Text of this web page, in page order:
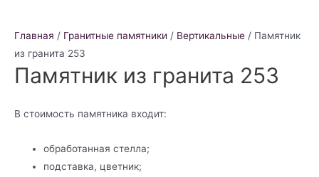
Главная / Гранитные памятники / Вертикальные / Памятник
из гранита 253
Памятник из гранита 253
В стоимость памятника входит:
обработанная стелла;
подставка, цветник;